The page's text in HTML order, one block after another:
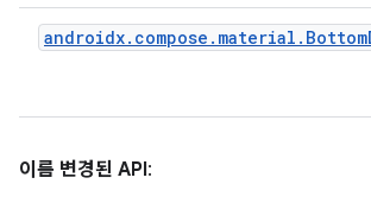
이름 변경된 API: